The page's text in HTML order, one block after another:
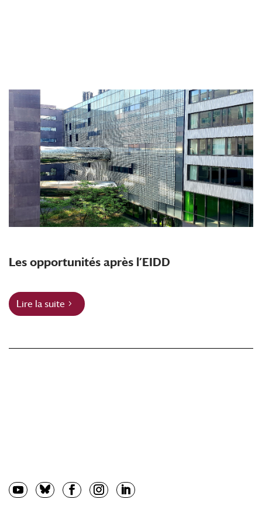
Les opportunités après l’EIDD
Lire la suite